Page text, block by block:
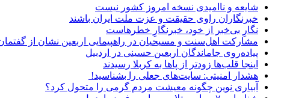
شایعه و ناامیدی نسخه امروز کشور نیست
خبرنگاران راوی حقیقت و عزت ملت ایران باشند
نگارِ بی‌خبر از خود، خبرنگارِ خطرهاست
مشارکت اهل‌سنت و مسیحیان در راهپیمایی اربعین نشان از
پیاده‌روی جاماندگان اربعین حسینی در اردبیل
اینجا قلب‌ها زودتر از پاها به کربلا رسیدند
هشدار امنیتی: سایت‌های جعلی را بشناسید!
آبیاری نوین چگونه معیشت مردم گرمی را متحول کرد؟